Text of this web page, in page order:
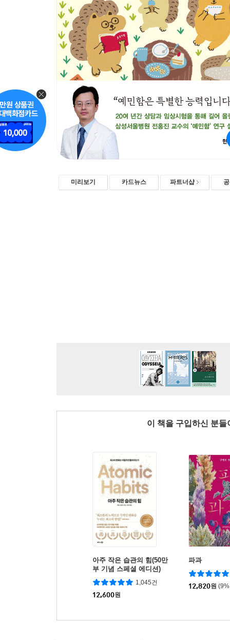
미리보기 카드뉴스 파트너샵
이 책을 구입하신 분
아주 작은 습관의 힘(50만
부 기념 스페셜 에디션)
1,045건
12,600원
파과
12,820원